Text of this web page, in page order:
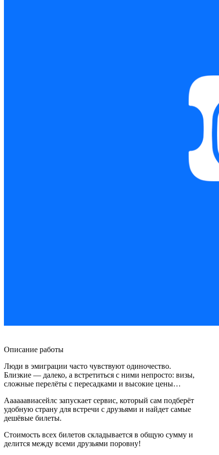
Описание работы
Люди в эмиграции часто чувствуют одиночество.
Близкие — далеко, а встретиться с ними непросто: визы,
сложные перелёты с пересадками и высокие цены…
Аааааавиасейлс запускает сервис, который сам подберёт
удобную страну для встречи с друзьями и найдет самые
дешёвые билеты.
Стоимость всех билетов складывается в общую сумму и
делится между всеми друзьями поровну!